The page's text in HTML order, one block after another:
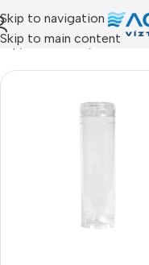
Skip to navigation
Skip to main content
/ Termékeink/